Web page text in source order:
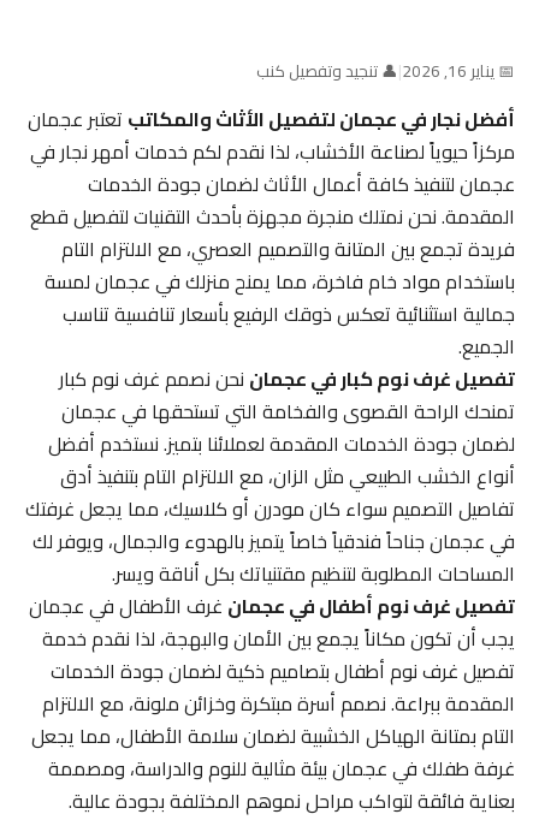
📅 يناير 16, 2026 |👤 تنجيد وتفصيل كنب
أفضل نجار في عجمان لتفصيل الأثاث والمكاتبتعتبر عجمان
مركزاً حيوياً لصناعة الأخشاب، لذا نقدم لكم خدمات أمهر نجار في
عجمان لتنفيذ كافة أعمال الأثاث لضمان جودة الخدمات
المقدمة. نحن نمتلك منجرة مجهزة بأحدث التقنيات لتفصيل قطع
فريدة تجمع بين المتانة والتصميم العصري، مع الالتزام التام
باستخدام مواد خام فاخرة، مما يمنح منزلك في عجمان لمسة
جمالية استثنائية تعكس ذوقك الرفيع بأسعار تنافسية تناسب
الجميع.
تفصيل غرف نوم كبار في عجماننحن نصمم غرف نوم كبار
تمنحك الراحة القصوى والفخامة التي تستحقها في عجمان
لضمان جودة الخدمات المقدمة لعملائنا بتميز. نستخدم أفضل
أنواع الخشب الطبيعي مثل الزان، مع الالتزام التام بتنفيذ أدق
تفاصيل التصميم سواء كان مودرن أو كلاسيك، مما يجعل غرفتك
في عجمان جناحاً فندقياً خاصاً يتميز بالهدوء والجمال، ويوفر لك
المساحات المطلوبة لتنظيم مقتنياتك بكل أناقة ويسر.
تفصيل غرف نوم أطفال في عجمانغرف الأطفال في عجمان
يجب أن تكون مكاناً يجمع بين الأمان والبهجة، لذا نقدم خدمة
تفصيل غرف نوم أطفال بتصاميم ذكية لضمان جودة الخدمات
المقدمة ببراعة. نصمم أسرة مبتكرة وخزائن ملونة، مع الالتزام
التام بمتانة الهياكل الخشبية لضمان سلامة الأطفال، مما يجعل
غرفة طفلك في عجمان بيئة مثالية للنوم والدراسة، ومصممة
بعناية فائقة لتواكب مراحل نموهم المختلفة بجودة عالية.